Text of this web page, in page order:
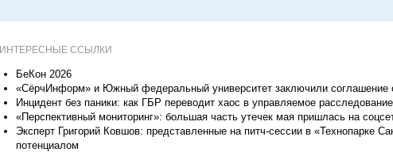
ИНТЕРЕСНЫЕ ССЫЛКИ
БеКон 2026
«СёрчИнформ» и Южный федеральный университет заключили соглашение
Инцидент без паники: как ГБР переводит хаос в управляемое расследование
«Перспективный мониторинг»: большая часть утечек мая пришлась на
Эксперт Григорий Ковшов: представленные на питч-сессии в «Технопарке
потенциалом